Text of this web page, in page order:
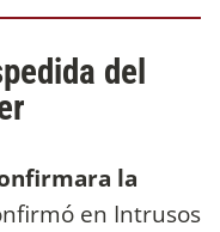
del
la
en Intrusos